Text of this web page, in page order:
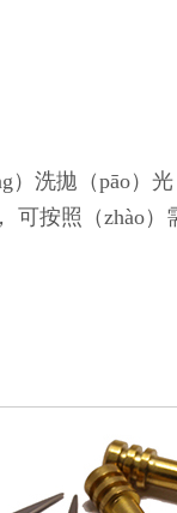
）洗拋（pāo）
可按照（zhào）